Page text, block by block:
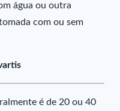
água ou outra
com ou sem
é de 20 ou 40